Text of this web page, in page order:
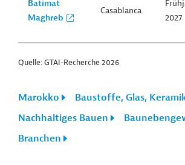
Batimat
Maghreb
Casablanca
2027
Quelle: GTAI-Recherche 2026
Marokko
Baustoffe, Glas,
Nachhaltiges Bauen
Branchen